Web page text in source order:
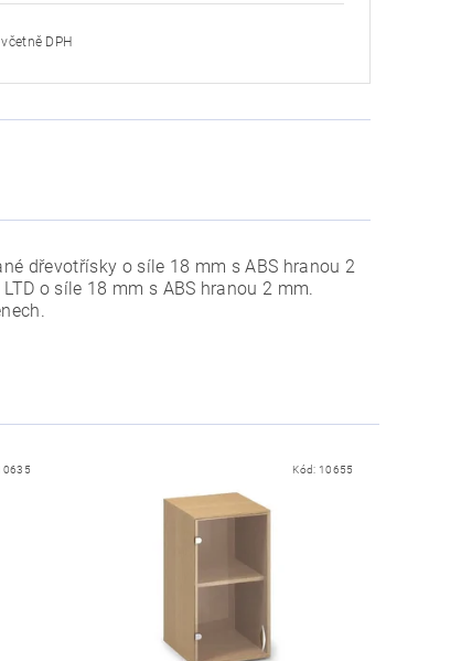
4 596,79 Kč včetně DPH
dřevotřísky o síle 18 mm s ABS hranou 2
o síle 18 mm s ABS hranou 2 mm.
Kód: 10655